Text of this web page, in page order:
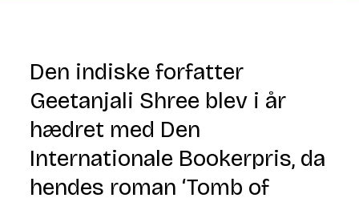
Den indiske forfatter
Geetanjali Shree blev i år
hædret med Den
Internationale Bookerpris, da
hendes roman ‘Tomb of